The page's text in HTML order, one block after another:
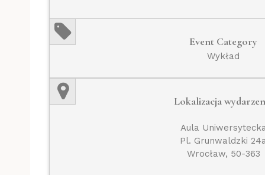
Event Category
Wykład
Lokalizacja
Aula
Pl. Grunwaldzki
Wrocław, 50-363